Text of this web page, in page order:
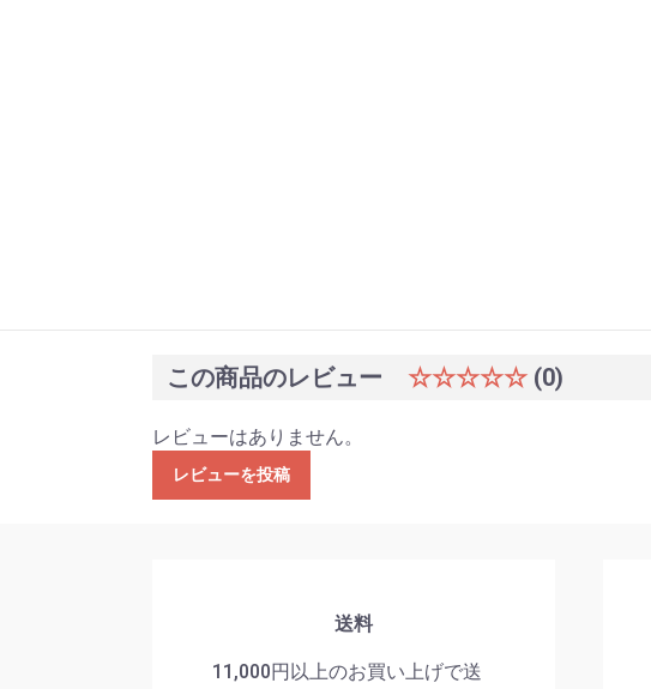
この商品のレビュー ☆☆☆☆☆ (0)
レビューはありません。
レビューを投稿
送料
11,000円以上のお買い上げで送